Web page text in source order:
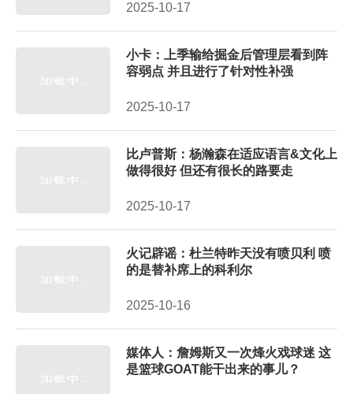
2025-10-17
小卡：上季输给掘金后管理层看到阵
容弱点 并且进行了针对性补强
2025-10-17
比卢普斯：杨瀚森在适应语言&文化上
做得很好 但还有很长的路要走
2025-10-17
火记辟谣：杜兰特昨天没有喷贝利 喷
的是替补席上的科利尔
2025-10-16
媒体人：詹姆斯又一次烽火戏球迷 这
是篮球GOAT能干出来的事儿？